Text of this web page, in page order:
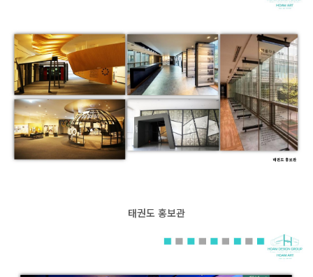
태권도 홍보관